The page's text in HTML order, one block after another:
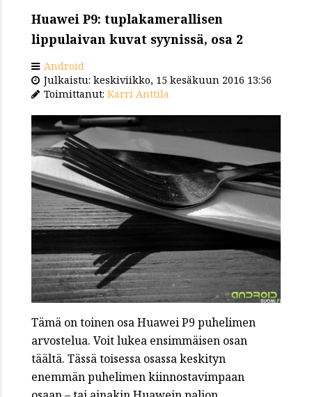
Huawei P9: tuplakamerallisen
lippulaivan kuvat syynissä, osa 2
Android
Julkaistu: keskiviikko, 15 kesäkuun 2016 13:56
Toimittanut: Karri Anttila
Tämä on toinen osa Huawei P9 puhelimen
arvostelua. Voit lukea ensimmäisen osan
täältä. Tässä toisessa osassa keskityn
enemmän puhelimen kiinnostavimpaan